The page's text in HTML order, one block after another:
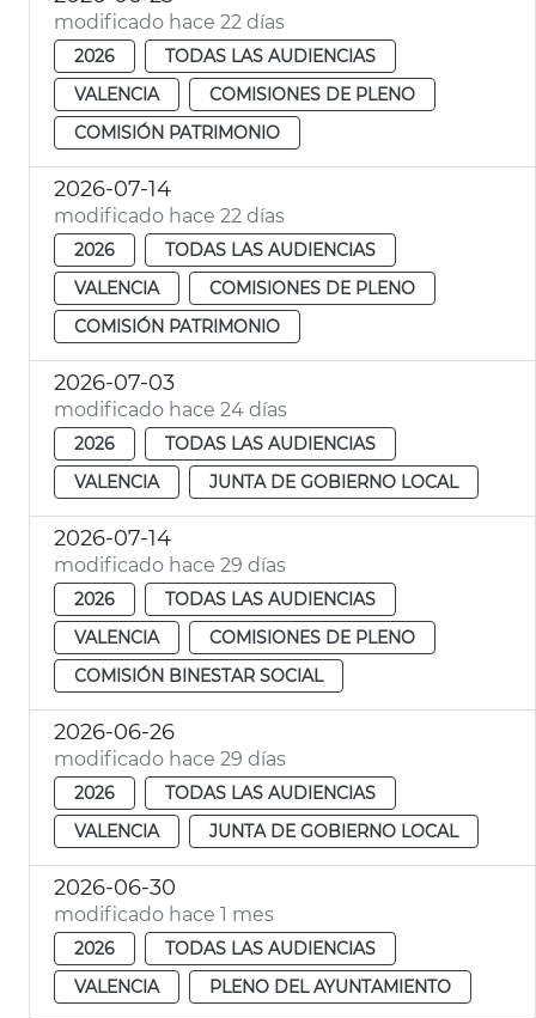
modificado hace 22 días
2026
TODAS LAS AUDIENCIAS
VALENCIA
COMISIONES DE PLENO
COMISIÓN PATRIMONIO
2026-07-14
modificado hace 22 días
2026
TODAS LAS AUDIENCIAS
VALENCIA
COMISIONES DE PLENO
COMISIÓN PATRIMONIO
2026-07-03
modificado hace 24 días
2026
TODAS LAS AUDIENCIAS
VALENCIA
JUNTA DE GOBIERNO LOCAL
2026-07-14
modificado hace 29 días
2026
TODAS LAS AUDIENCIAS
VALENCIA
COMISIONES DE PLENO
COMISIÓN BINESTAR SOCIAL
2026-06-26
modificado hace 29 días
2026
TODAS LAS AUDIENCIAS
VALENCIA
JUNTA DE GOBIERNO LOCAL
2026-06-30
modificado hace 1 mes
2026
TODAS LAS AUDIENCIAS
VALENCIA
PLENO DEL AYUNTAMIENTO